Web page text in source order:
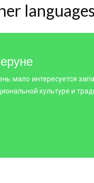
мало интересуется
культуре и